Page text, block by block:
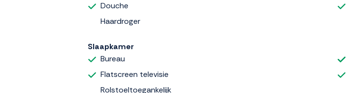
Douche
Haardroger
Slaapkamer
Bureau
Flatscreen televisie
Rolstoeltoegankelijk